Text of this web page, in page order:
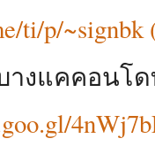
ti/p/
างแคคอนโ